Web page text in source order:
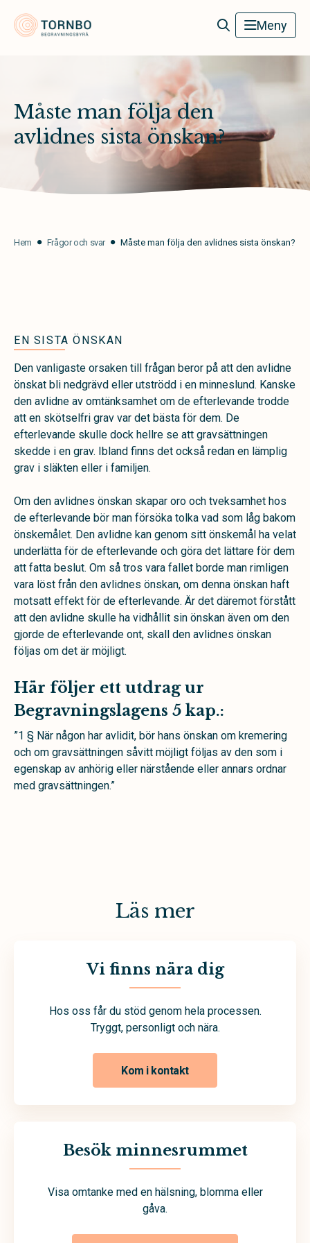
Tornbo Begravningsbyrå Meny
Måste man följa den
avlidnes sista önskan?
Hem Frågor och svar Måste man följa den avlidnes sista önskan?
EN SISTA ÖNSKAN
Den vanligaste orsaken till frågan beror på att den avlidne
önskat bli nedgrävd eller utströdd i en minneslund. Kanske
den avlidne av omtänksamhet om de efterlevande trodde
att en skötselfri grav var det bästa för dem. De
efterlevande skulle dock hellre se att gravsättningen
skedde i en grav. Ibland finns det också redan en lämplig
grav i släkten eller i familjen.
Om den avlidnes önskan skapar oro och tveksamhet hos
de efterlevande bör man försöka tolka vad som låg bakom
önskemålet. Den avlidne kan genom sitt önskemål ha velat
underlätta för de efterlevande och göra det lättare för dem
att fatta beslut. Om så tros vara fallet borde man rimligen
vara löst från den avlidnes önskan, om denna önskan haft
motsatt effekt för de efterlevande. Är det däremot förstått
att den avlidne skulle ha vidhållit sin önskan även om den
gjorde de efterlevande ont, skall den avlidnes önskan
följas om det är möjligt.
Här följer ett utdrag ur
Begravningslagens 5 kap.:
”1 § När någon har avlidit, bör hans önskan om kremering
och om gravsättningen såvitt möjligt följas av den som i
egenskap av anhörig eller närstående eller annars ordnar
med gravsättningen.”
Läs mer
Vi finns nära dig
Hos oss får du stöd genom hela processen.
Tryggt, personligt och nära.
Kom i kontakt
Besök minnesrummet
Visa omtanke med en hälsning, blomma eller
gåva.